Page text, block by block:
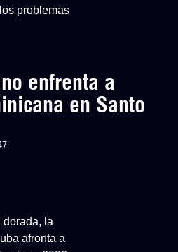
problemas
enfrenta a
en Santo
la
afronta a